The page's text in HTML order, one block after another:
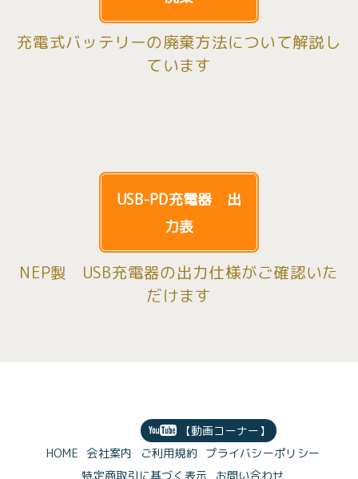
充電式バッテリーの廃棄方法について解説し
ています
USB-PD充電器 出
力表
NEP製 USB充電器の出力仕様がご確認いた
だけます
【動画コーナー】
HOME 会社案内 ご利用規約 プライバシーポリシー
特定商取引に基づく表示
お問い合わせ